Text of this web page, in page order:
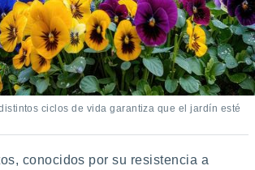
ciclos de vida garantiza que el jardín esté
conocidos por su resistencia a